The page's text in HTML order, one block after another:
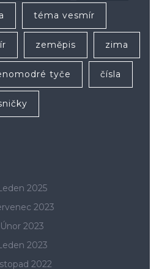
téma vesmír
zeměpis zima
tyče čísla
2025
2023
Únor 2023
2023
2022